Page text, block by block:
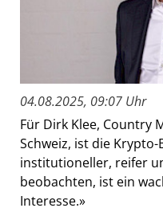
04.08.2025, 09:07 Uhr
Für Dirk Klee, Country
Schweiz, ist die
institutioneller, reifer
beobachten, ist ein
Interesse.»